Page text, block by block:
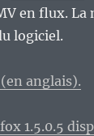
en flux. La
logiciel.
anglais).
1.5.0.5